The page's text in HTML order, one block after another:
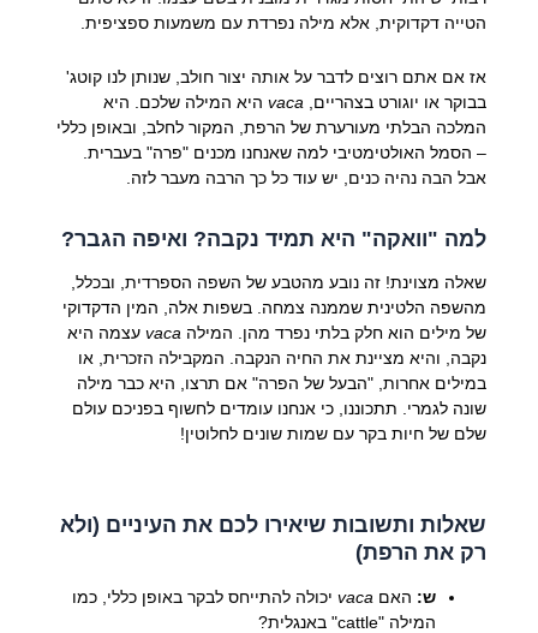
הטייה דקדוקית, אלא מילה נפרדת עם משמעות ספציפית.
אז אם אתם רוצים לדבר על אותה יצור חולב, שנותן לנו קוטג'
בבוקר או יוגורט בצהריים, vacaהיא המילה שלכם. היא
המלכה הבלתי מעורערת של הרפת, המקור לחלב, ובאופן כללי
– הסמל האולטימטיבי למה שאנחנו מכנים "פרה" בעברית.
אבל הבה נהיה כנים, יש עוד כל כך הרבה מעבר לזה.
למה "וואקה" היא תמיד נקבה? ואיפה הגבר?
שאלה מצוינת! זה נובע מהטבע של השפה הספרדית, ובכלל,
מהשפה הלטינית שממנה צמחה. בשפות אלה, המין הדקדוקי
של מילים הוא חלק בלתי נפרד מהן. המילה vacaעצמה היא
נקבה, והיא מציינת את החיה הנקבה. המקבילה הזכרית, או
במילים אחרות, "הבעל של הפרה" אם תרצו, היא כבר מילה
שונה לגמרי. תתכוננו, כי אנחנו עומדים לחשוף בפניכם עולם
שלם של חיות בקר עם שמות שונים לחלוטין!
שאלות ותשובות שיאירו לכם את העיניים (ולא
רק את הרפת)
ש: האם vacaיכולה להתייחס לבקר באופן כללי, כמו
המילה "cattle" באנגלית?